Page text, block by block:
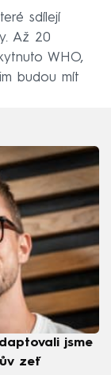
sdílejí
Až 20
WHO,
budou mít
jsme
zeť